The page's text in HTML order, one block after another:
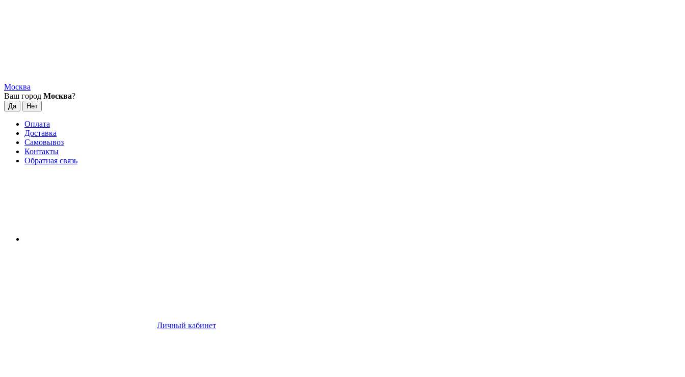
Москва
Ваш город Москва?
Оплата
Доставка
Самовывоз
Контакты
Обратная связь
Личный кабинет